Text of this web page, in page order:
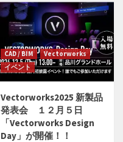
CAD / BIM
Vectorworks
イベント
Vectorworks2025 新製品
発表会 １２月５日
「Vectorworks Design
Day」が開催！！